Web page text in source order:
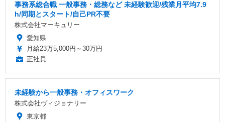
事務系総合職 一般事務・総務など 未経験歓迎/残業月平均7.9
h/同期とスタート/自己PR不要
株式会社マーキュリー
愛知県
月給23万5,000円～30万円
正社員
未経験から一般事務・オフィスワーク
株式会社ヴィジョナリー
東京都